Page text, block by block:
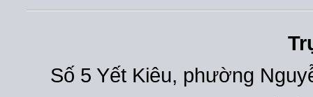
Số 5 Yết Kiêu, phường